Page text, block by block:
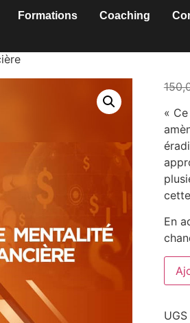
Formations Coaching
«
En
UGS